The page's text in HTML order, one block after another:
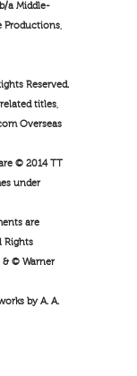
a Middle-
Productions,
Reserved.
related titles,
Overseas
© 2014 TT
under
are
Rights
& © Warner
by A. A.